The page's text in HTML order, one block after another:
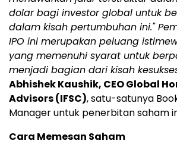
dolar bagi investor global untuk
dalam kisah pertumbuhan ini."
IPO ini merupakan peluang
yang memenuhi syarat untuk
menjadi bagian dari kisah
Abhishek Kaushik, CEO Global
Advisors (IFSC), satu-satunya
Manager untuk penerbitan saham
Cara Memesan Saham